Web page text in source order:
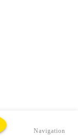
Navigation